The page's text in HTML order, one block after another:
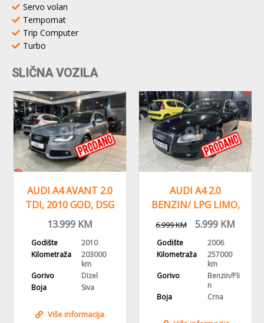
Servo volan
Tempomat
Trip Computer
Turbo
SLIČNA VOZILA
AUDI A4 AVANT 2.0
TDI, 2010 GOD, DSG
AUTOMATIK,ALU
13.999KM
Godište
2010
Kilometraža
203000
km
Gorivo
Dizel
Boja
Siva
Više informacija
AUDI A4 2.0
BENZIN/ LPG LIMO,
2006 GOD
6.999KM 5.999 KM
Godište
2006
Kilometraža
257000
km
Gorivo
Benzin/Pli
n
Boja
Crna